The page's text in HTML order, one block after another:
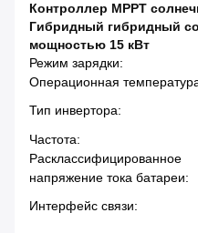
Контроллер MPPT
Гибридный гибридный
мощностью 15 кВт
Режим зарядки:
Операционная
Тип инвертора:
Частота:
Расклассифицированное
напряжение тока батареи:
Интерфейс связи: